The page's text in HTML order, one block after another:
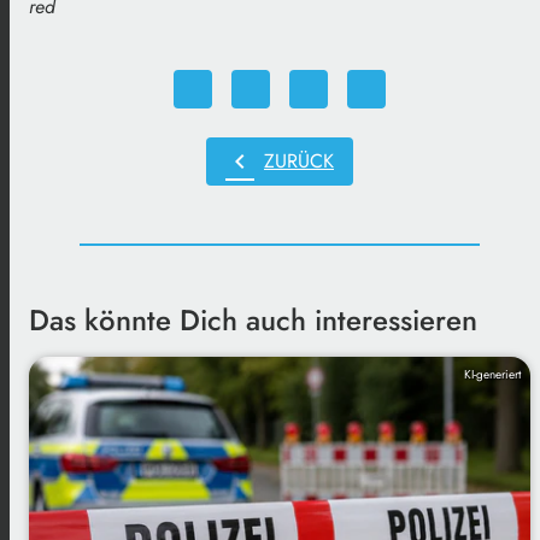
red
chevron_left ZURÜCK
Das könnte Dich auch interessieren
KI-generiert